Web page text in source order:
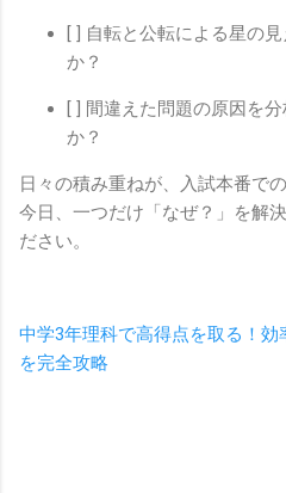
[ ] 自転と公転による星の
か？
[ ] 間違えた問題の原因を
か？
日々の積み重ねが、入試本番で
今日、一つだけ「なぜ？」を解
ださい。
中学3年理科で高得点を取る！
を完全攻略